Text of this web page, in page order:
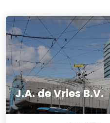
J.A. de Vries B.V.